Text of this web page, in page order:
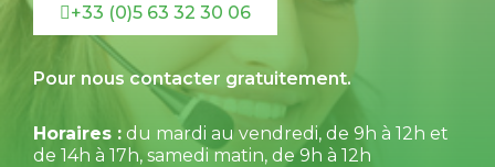
+33 (0)5 63 32 30 06
Pour nous contacter gratuitement.
Horaires : du mardi au vendredi, de 9h à 12h et
de 14h à 17h, samedi matin, de 9h à 12h